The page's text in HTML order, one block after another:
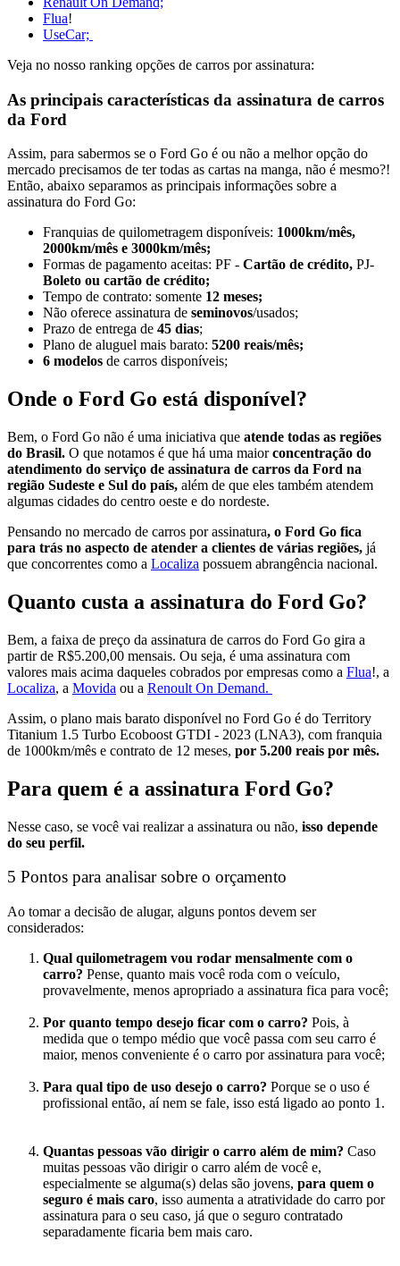
Flua!
UseCar;
Veja no nosso ranking opções de carros por assinatura:
As principais características da assinatura de carros
da Ford
Assim, para sabermos se o Ford Go é ou não a melhor opção do
mercado precisamos de ter todas as cartas na manga, não é mesmo?!
Então, abaixo separamos as principais informações sobre a
assinatura do Ford Go:
Franquias de quilometragem disponíveis: 1000km/mês,
2000km/mês e 3000km/mês;
Formas de pagamento aceitas: PF - Cartão de crédito, PJ-
Boleto ou cartão de crédito;
Tempo de contrato: somente 12 meses;
Não oferece assinatura de seminovos/usados;
Prazo de entrega de 45 dias;
Plano de aluguel mais barato: 5200 reais/mês;
6 modelos de carros disponíveis;
Onde o Ford Go está disponível?
Bem, o Ford Go não é uma iniciativa que atende todas as regiões
do Brasil. O que notamos é que há uma maiorconcentração do
atendimento do serviço de assinatura de carros da Ford na
região Sudeste e Sul do país, além de que eles também atendem
algumas cidades do centro oeste e do nordeste.
Pensando no mercado de carros por assinatura, o Ford Go fica
para trás no aspecto de atender a clientes de várias regiões, já
que concorrentes como a Localiza possuem abrangência nacional.
Quanto custa a assinatura do Ford Go?
Bem, a faixa de preço da assinatura de carros do Ford Go gira a
partir de R$5.200,00 mensais. Ou seja, é uma assinatura com
valores mais acima daqueles cobrados por empresas como a Flua!, a
Localiza, a Movida ou a Renoult On Demand.
Assim, o plano mais barato disponível no Ford Go é do Territory
Titanium 1.5 Turbo Ecoboost GTDI - 2023 (LNA3), com franquia
de 1000km/mês e contrato de 12 meses, por 5.200 reais por mês.
Para quem é a assinatura Ford Go?
Nesse caso, se você vai realizar a assinatura ou não, isso depende
do seu perfil.
5 Pontos para analisar sobre o orçamento
Ao tomar a decisão de alugar, alguns pontos devem ser
considerados:
Qual quilometragem vou rodar mensalmente com o
carro? Pense, quanto mais você roda com o veículo,
provavelmente, menos apropriado a assinatura fica para você;
Por quanto tempo desejo ficar com o carro? Pois, à
medida que o tempo médio que você passa com seu carro é
maior, menos conveniente é o carro por assinatura para você;
Para qual tipo de uso desejo o carro? Porque se o uso é
profissional então, aí nem se fale, isso está ligado ao ponto 1.
Quantas pessoas vão dirigir o carro além de mim? Caso
muitas pessoas vão dirigir o carro além de você e,
especialmente se alguma(s) delas são jovens, para quem o
seguro é mais caro, isso aumenta a atratividade do carro por
assinatura para o seu caso, já que o seguro contratado
separadamente ficaria bem mais caro.